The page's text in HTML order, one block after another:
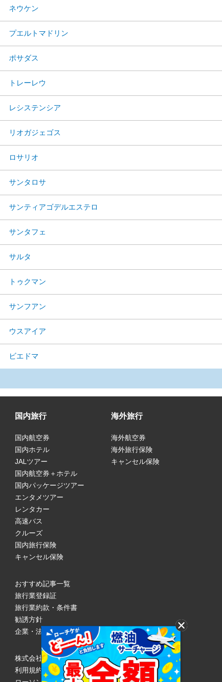
ネウケン
プエルトマドリン
ポサダス
トレーレウ
レシステンシア
リオガジェゴス
ロサリオ
サンタロサ
サンティアゴデルエステロ
サンタフェ
サルタ
トゥクマン
サンフアン
ウスアイア
ビエドマ
国内旅行
国内航空券
国内ホテル
JALツアー
国内航空券＋ホテル
国内パッケージツアー
エンタメツアー
レンタカー
高速バス
クルーズ
国内旅行保険
キャンセル保険
海外旅行
海外航空券
海外旅行保険
キャンセル保険
おすすめ記事一覧
旅行業登録証
旅行業約款・条件書
勧誘方針
企業・法人のみなさまへ
株式会社ローソンエンタテインメント
利用規約